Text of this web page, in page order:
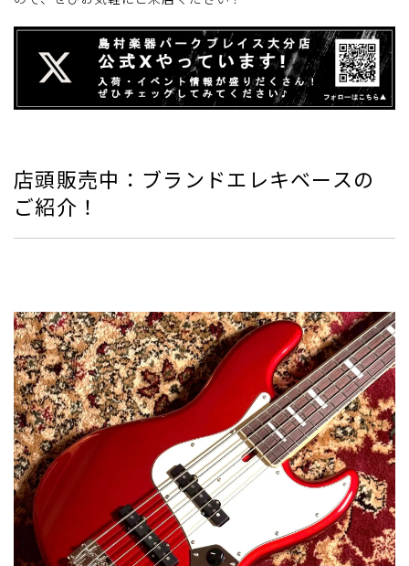
店頭販売中：ブランドエレキベースの
ご紹介！